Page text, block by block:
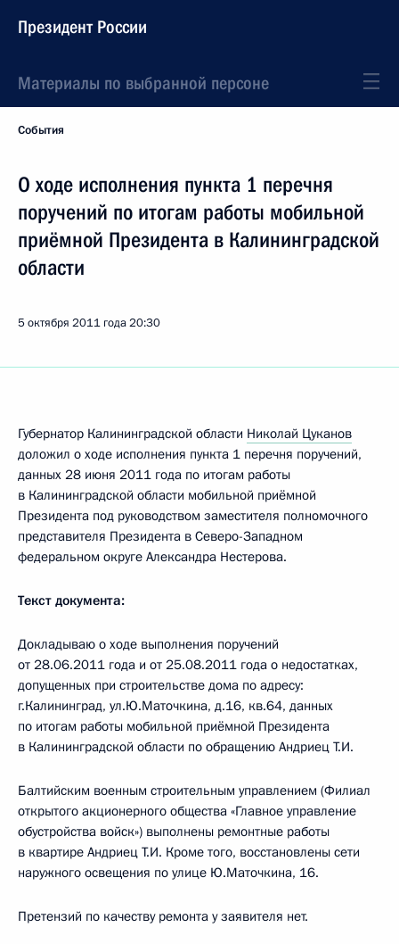
Президент России
Материалы по выбранной персоне
События
О ходе исполнения пункта 1 перечня
поручений по итогам работы мобильной
приёмной Президента в Калининградской
области
5 октября 2011 года20:30
Губернатор Калининградской области Николай Цуканов
доложил о ходе исполнения пункта 1 перечня поручений,
данных 28 июня 2011 года по итогам работы
в Калининградской области мобильной приёмной
Президента под руководством заместителя полномочного
представителя Президента в Северо-Западном
федеральном округе Александра Нестерова.
Текст документа:
Докладываю о ходе выполнения поручений
от 28.06.2011 года и от 25.08.2011 года о недостатках,
допущенных при строительстве дома по адресу:
г.Калининград, ул.Ю.Маточкина, д.16, кв.64, данных
по итогам работы мобильной приёмной Президента
в Калининградской области по обращению Андриец Т.И.
Балтийским военным строительным управлением (Филиал
открытого акционерного общества «Главное управление
обустройства войск») выполнены ремонтные работы
в квартире Андриец Т.И. Кроме того, восстановлены сети
наружного освещения по улице Ю.Маточкина, 16.
Претензий по качеству ремонта у заявителя нет.